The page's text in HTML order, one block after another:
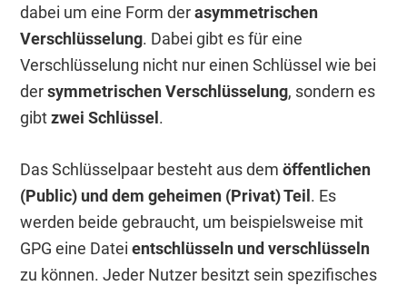
dabei um eine Form derasymmetrischen
Verschlüsselung. Dabei gibt es für eine
Verschlüsselung nicht nur einen Schlüssel wie bei
dersymmetrischen Verschlüsselung, sondern es
gibtzwei Schlüssel .
Das Schlüsselpaar besteht aus demöffentlichen
(Public) und dem geheimen (Privat) Teil . Es
werden beide gebraucht, um beispielsweise mit
GPG eine Dateientschlüsseln und verschlüsseln
zu können. Jeder Nutzer besitzt sein spezifisches